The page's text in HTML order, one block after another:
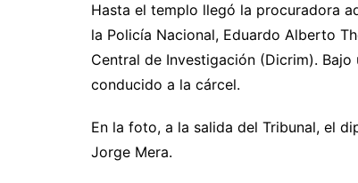
Hasta el templo llegó la procuradora
la Policía Nacional, Eduardo Alberto
Central de Investigación (Dicrim).
conducido a la cárcel.
En la foto, a la salida del Tribunal, el
Jorge Mera.